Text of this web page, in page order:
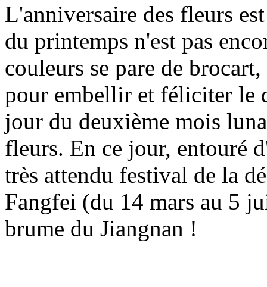
L'anniversaire des fleurs
du printemps n'est pas
couleurs se pare de
pour embellir et féliciter le
jour du deuxième mois
fleurs. En ce jour, entouré
très attendu festival de la
Fangfei (du 14 mars au 5
brume du Jiangnan !